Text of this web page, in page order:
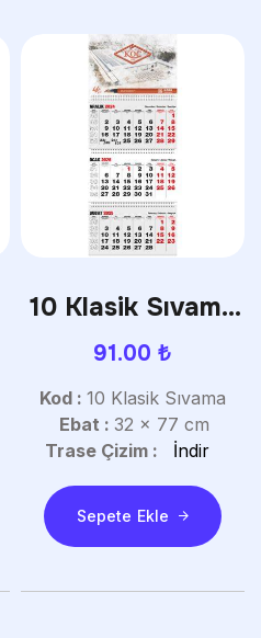
10 Klasik Sıvama
Gemici Takvim
91.00 ₺
Kod : 10 Klasik Sıvama
Ebat : 32 x 77 cm
Trase Çizim :
İndir
Sepete Ekle